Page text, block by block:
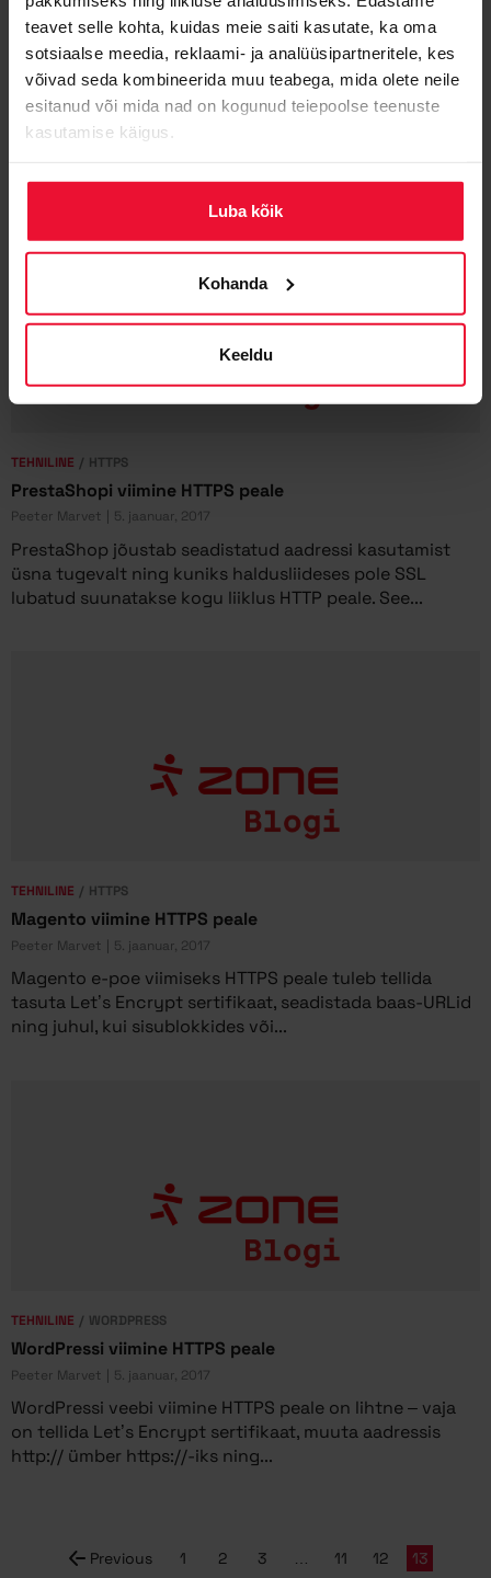
teavet selle kohta, kuidas meie saiti kasutate, ka oma
sotsiaalse meedia, reklaami- ja analüüsipartneritele, kes
võivad seda kombineerida muu teabega, mida olete neile
esitanud või mida nad on kogunud teiepoolse teenuste
kasutamise käigus.
Luba kõik
Kohanda
Keeldu
TEHNILINE ANDMEBAAS
MongoDB andmebaas Zone Virtuaalserveris
Jaanus Putting 9. jaanuar, 2017
Virtuaalserverite võimekus muudkui kasvab. Nüüd
lisandus võimalus kasutada MongoDB NoSQL
TEHNILINE HTTPS
PrestaShopi viimine HTTPS peale
Peeter Marvet 5. jaanuar, 2017
PrestaShop jõustab seadistatud aadressi kasutamist
üsna tugevalt ning kuniks haldusliideses pole SSL
lubatud suunatakse kogu liiklus HTTP peale. See...
TEHNILINE HTTPS
Magento viimine HTTPS peale
Peeter Marvet 5. jaanuar, 2017
Magento e-poe viimiseks HTTPS peale tuleb tellida
tasuta Let’s Encrypt sertifikaat, seadistada baas-URLid
ning juhul, kui sisublokkides või...
TEHNILINE WORDPRESS
WordPressi viimine HTTPS peale
Peeter Marvet 5. jaanuar, 2017
WordPressi veebi viimine HTTPS peale on lihtne – vaja
on tellida Let’s Encrypt sertifikaat, muuta aadressis
http:// ümber https://-iks ning...
Previous 1 2 3 11 12 13